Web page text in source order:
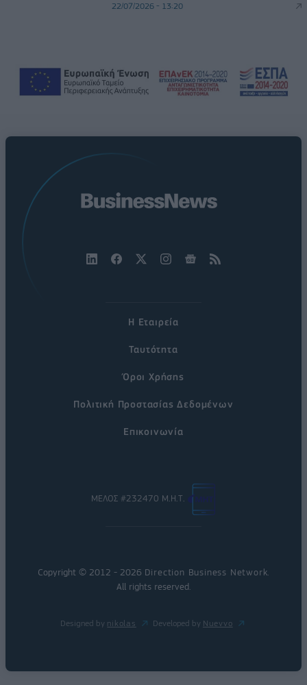
22/07/2026 - 13:20
Η Εταιρεία
Ταυτότητα
Όροι Χρήσης
Πολιτική Προστασίας Δεδομένων
Επικοινωνία
ΜΕΛΟΣ #232470 Μ.Η.Τ.
Copyright © 2012 - 2026 Direction Business Network.
All rights reserved.
Designed by nikolas Developed by Nuevvo